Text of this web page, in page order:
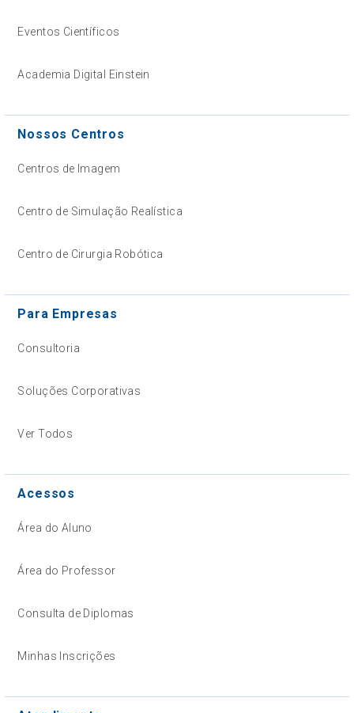
Eventos Científicos
Academia Digital Einstein
Nossos Centros
Centros de Imagem
Centro de Simulação Realística
Centro de Cirurgia Robótica
Para Empresas
Consultoria
Soluções Corporativas
Ver Todos
Acessos
Área do Aluno
Área do Professor
Consulta de Diplomas
Minhas Inscrições